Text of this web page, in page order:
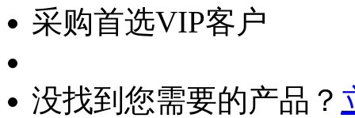
采购首选VIP客户
没找到您需要的产品？